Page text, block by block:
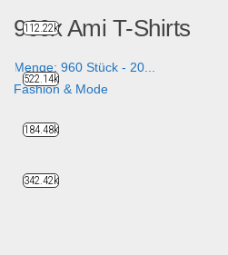
960x Ami T-Shirts
Menge: 960 Stück - 20...
Fashion & Mode
112.22k
522.14k
184.48k
342.42k